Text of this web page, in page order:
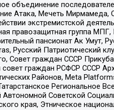
объединение
Атака, Мечеть Мирмамеда,
экстремистской
правозащитная группа МПГ,
пансионат Ак Умут,
Русский Патриотический
Совет граждан СССР
граждан РСФСР СССР
Районов, Meta
Региональное
Автономной Советской
края, Этническое